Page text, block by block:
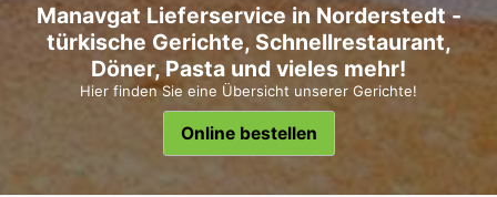
Manavgat Lieferservice in Norderstedt -
türkische Gerichte, Schnellrestaurant,
Döner, Pasta und vieles mehr!
Hier finden Sie eine Übersicht unserer Gerichte!
Online bestellen